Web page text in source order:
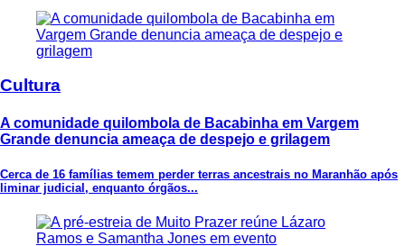
Cultura
A comunidade quilombola de Bacabinha em Vargem
Grande denuncia ameaça de despejo e grilagem
Cerca de 16 famílias temem perder terras ancestrais no Maranhão após
liminar judicial, enquanto órgãos...